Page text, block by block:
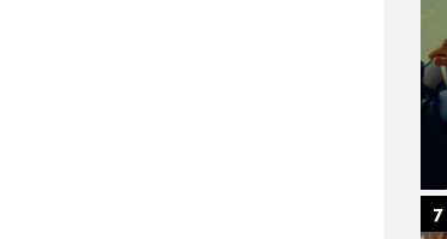
7